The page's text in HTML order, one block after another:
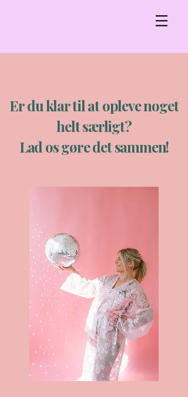
Er du klar til at opleve noget
helt særligt?
Lad os gøre det sammen!